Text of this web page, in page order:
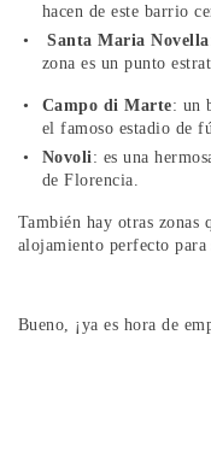
hacen de este barrio
Santa Maria Novella
zona es un punto
Campo di Marte: un
el famoso estadio de
Novoli: es una
de Florencia.
También hay otras zonas
alojamiento perfecto para
Bueno, ¡ya es hora de